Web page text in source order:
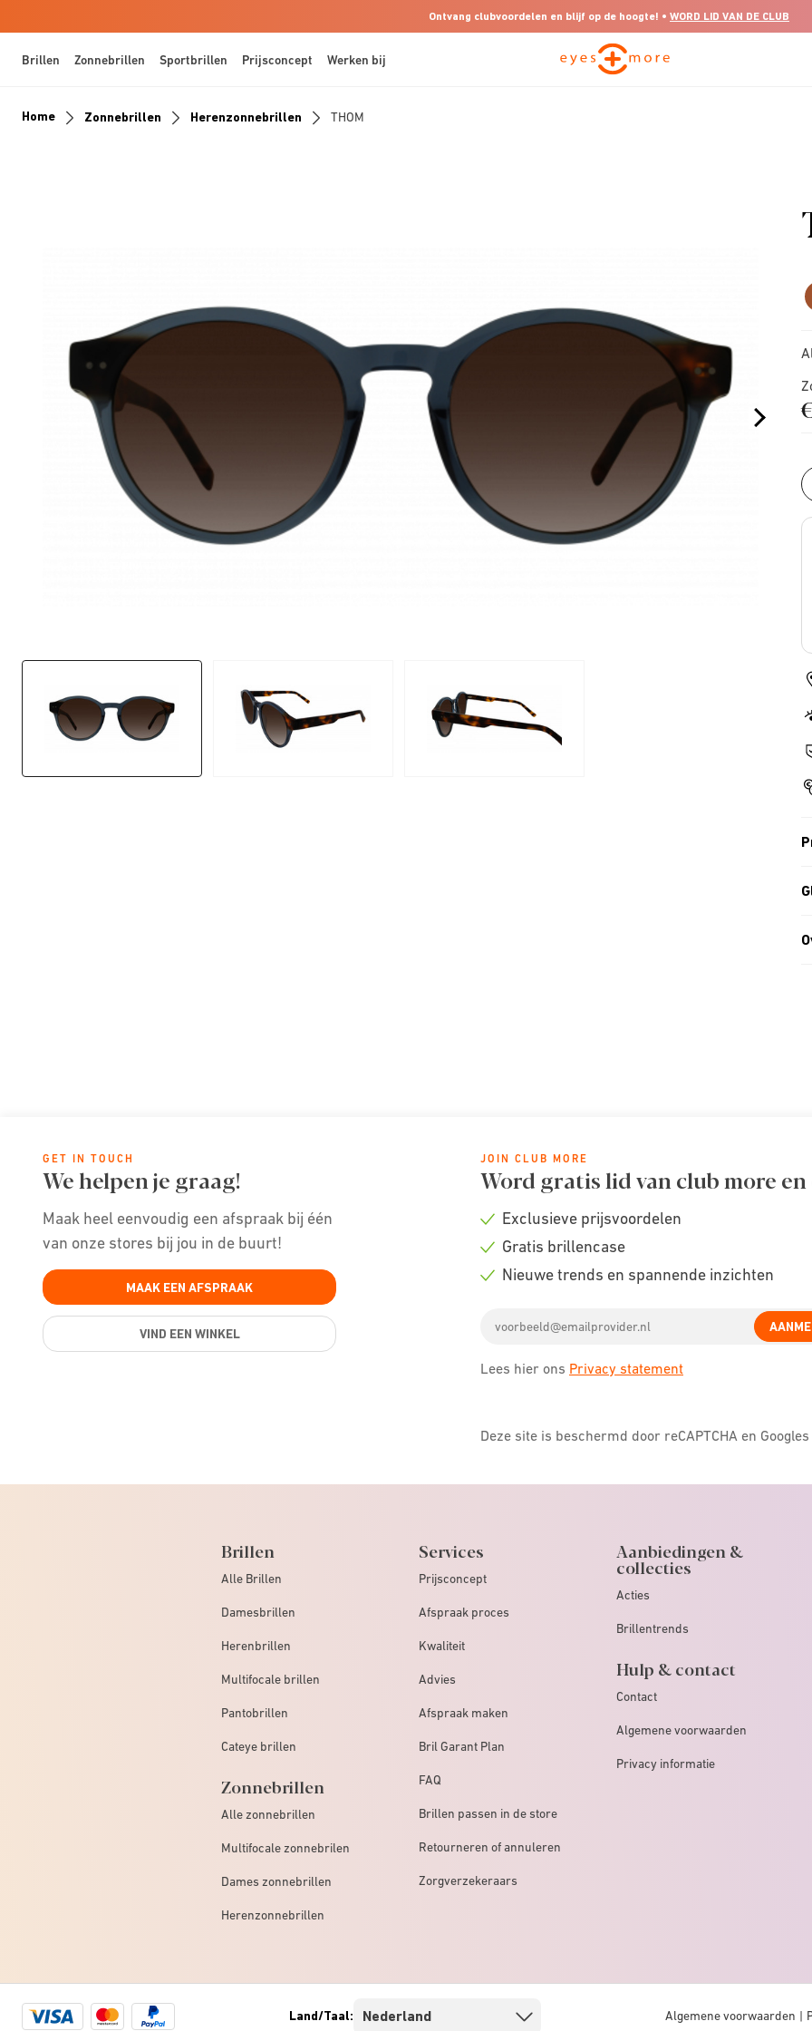
Ontvang clubvoordelen en blijf op de hoogte! • WORD LID VAN DE CLUB
Brillen Zonnebrillen Sportbrillen Prijsconcept Werken bij
Home Zonnebrillen Herenzonnebrillen THOM
GET IN TOUCH
We helpen je graag!
Maak heel eenvoudig een afspraak bij één
van onze stores bij jou in de buurt!
MAAK EEN AFSPRAAK
VIND EEN WINKEL
JOIN CLUB MORE
Word gratis lid van club more
Check
Exclusieve prijsvoordelen
Check
Gratis brillencase
Nieuwe trends en spannende inzichten
address
Lees hier ons Privacy statement
Deze site is beschermd door reCAPTCHA en Googles
Brillen
Alle Brillen
Damesbrillen
Herenbrillen
Multifocale brillen
Pantobrillen
Cateye brillen
Zonnebrillen
Alle zonnebrillen
Multifocale zonnebrilen
Dames zonnebrillen
Herenzonnebrillen
Services
Prijsconcept
Afspraak proces
Kwaliteit
Advies
Afspraak maken
Bril Garant Plan
FAQ
Brillen passen in de store
Retourneren of annuleren
Zorgverzekeraars
Aanbiedingen &
collecties
Acties
Brillentrends
Hulp & contact
Contact
Algemene voorwaarden
Privacy informatie
Visa
Mastercard
Paypal Land/Taal: Algemene voorwaarden